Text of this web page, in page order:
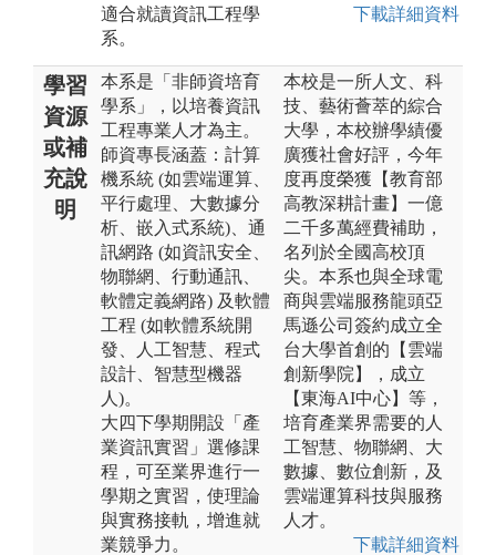
適合就讀資訊工程學
系。
下載詳細資料
學習
資源
或補
充說
明
本系是「非師資培育
學系」，以培養資訊
工程專業人才為主。
師資專長涵蓋：計算
機系統 (如雲端運算、
平行處理、大數據分
析、嵌入式系統)、通
訊網路 (如資訊安全、
物聯網、行動通訊、
軟體定義網路) 及軟體
工程 (如軟體系統開
發、人工智慧、程式
設計、智慧型機器
人)。
大四下學期開設「產
業資訊實習」選修課
程，可至業界進行一
學期之實習，使理論
與實務接軌，增進就
業競爭力。
本校是一所人文、科
技、藝術薈萃的綜合
大學，本校辦學績優
廣獲社會好評，今年
度再度榮獲【教育部
高教深耕計畫】一億
二千多萬經費補助，
名列於全國高校頂
尖。本系也與全球電
商與雲端服務龍頭亞
馬遜公司簽約成立全
台大學首創的【雲端
創新學院】，成立
【東海AI中心】等，
培育產業界需要的人
工智慧、物聯網、大
數據、數位創新，及
雲端運算科技與服務
人才。
下載詳細資料